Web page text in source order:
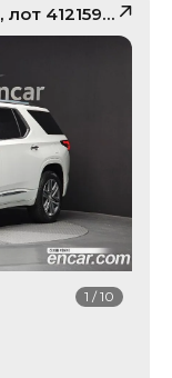
, лот 41215978
1 /10